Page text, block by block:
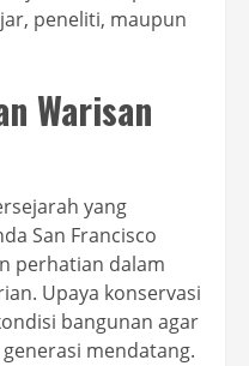
peneliti, maupun
Warisan
yang
San Francisco
perhatian dalam
Upaya konservasi
bangunan agar
mendatang.